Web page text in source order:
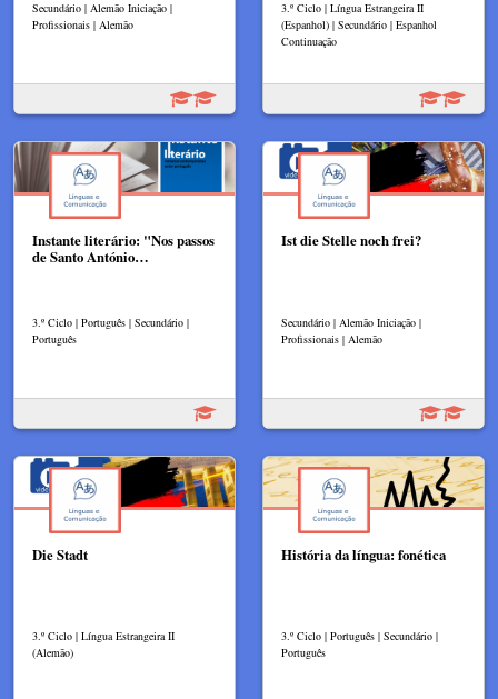
Secundário | Alemão Iniciação |
Profissionais | Alemão
3.º Ciclo | Língua Estrangeira II
(Espanhol) | Secundário | Espanhol
Continuação
Instante literário: "Nos passos
de Santo António…
3.º Ciclo | Português | Secundário |
Português
Ist die Stelle noch frei?
Secundário | Alemão Iniciação |
Profissionais | Alemão
Die Stadt
3.º Ciclo | Língua Estrangeira II
(Alemão)
História da língua: fonética
3.º Ciclo | Português | Secundário |
Português